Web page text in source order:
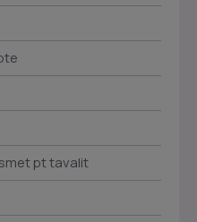
pt tavalit